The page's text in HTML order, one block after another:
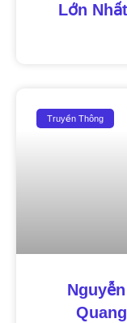
Lớn
Truyền Thông